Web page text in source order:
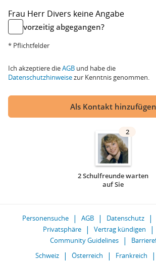
Frau Herr Divers keine Angabe
vorzeitig abgegangen?
* Pflichtfelder
Ich akzeptiere dieAGB und habe die
Datenschutzhinweisezur Kenntnis genommen.
Als Kontakt hinzufügen
2
2 Schulfreunde warten
auf Sie
Personensuche AGB Datenschutz
Privatsphäre
Vertrag kündigen
Community Guidelines
Schweiz
Österreich Frankreich